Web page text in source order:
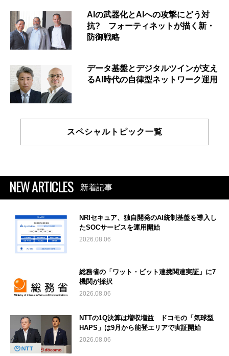
AIの武器化とAIへの攻撃にどう対
抗? フォーティネットが描く新・
防御戦略
データ基盤とデジタルツインが支え
るAI時代の自律型ネットワーク運用
スペシャルトピック一覧
NEW ARTICLES 新着記事
NRIセキュア、独自開発のAI統制基盤を導入し
たSOCサービスを運用開始
2026.08.06
総務省の「ワット・ビット連携関連実証」に7
機関が採択
2026.08.06
NTTの1Q決算は増収増益 ドコモの「気球型
HAPS」は9月から能登エリアで実証開始
2026.08.06